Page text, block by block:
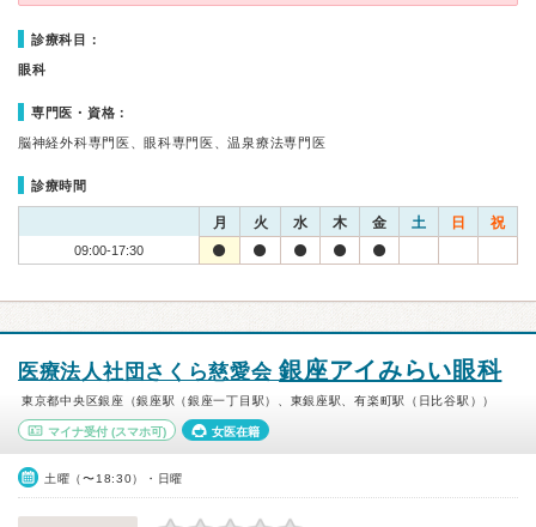
診療科目：
眼科
専門医・資格：
脳神経外科専門医、眼科専門医、温泉療法専門医
診療時間
月 火 水 木 金 土 日 祝
09:00-17:30
医療法人社団さくら慈愛会銀座アイみらい眼科
東京都中央区銀座（銀座駅（銀座一丁目駅）、東銀座駅、有楽町駅（日比谷駅））
マイナ受付 (スマホ可) 女医在籍
土曜（〜18:30）・日曜